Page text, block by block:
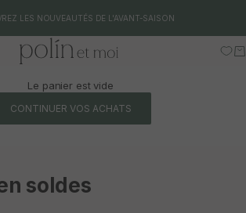
LES NOUVEAUTÉS DE L'AVANT-SAISON
Polín et moi
Le panier est vide
CONTINUER VOS ACHATS
soldes